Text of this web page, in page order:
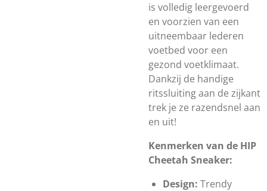
is volledig leergevoerd
en voorzien van een
uitneembaar lederen
voetbed voor een
gezond voetklimaat.
Dankzij de handige
ritssluiting aan de zijkant
trek je ze razendsnel aan
en uit!
Kenmerken van de HIP
Cheetah Sneaker:
Design: Trendy